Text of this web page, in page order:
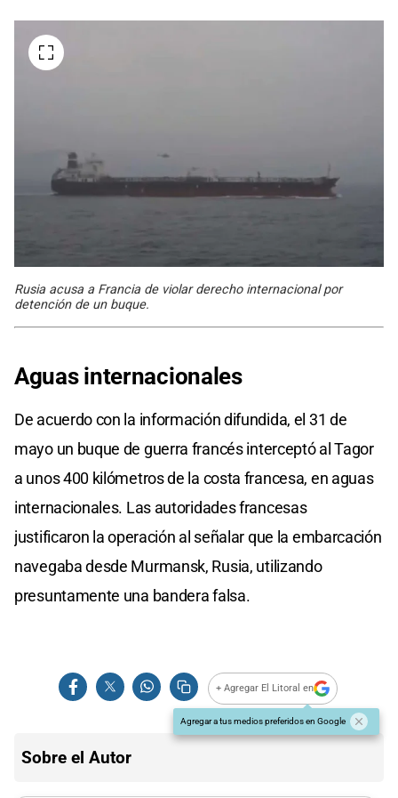
Rusia acusa a Francia de violar derecho internacional por
detención de un buque.
Aguas internacionales
De acuerdo con la información difundida, el 31 de
mayo un buque de guerra francés interceptó al Tagor
a unos 400 kilómetros de la costa francesa, en aguas
internacionales. Las autoridades francesas
justificaron la operación al señalar que la embarcación
navegaba desde Murmansk, Rusia, utilizando
presuntamente una bandera falsa.
+ Agregar El Litoral en
Agregar a tus medios preferidos en Google
Sobre el Autor